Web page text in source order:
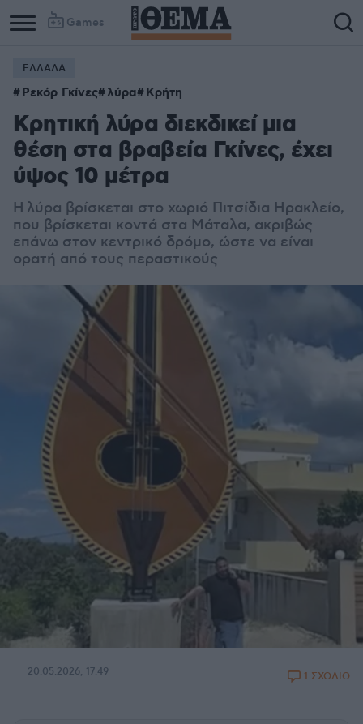
Games
ΕΛΛΑΔΑ
Ρεκόρ Γκίνες λύρα Κρήτη
Κρητική λύρα διεκδικεί μια
θέση στα βραβεία Γκίνες, έχει
ύψος 10 μέτρα
Η λύρα βρίσκεται στο χωριό Πιτσίδια Ηρακλείο,
που βρίσκεται κοντά στα Μάταλα, ακριβώς
επάνω στον κεντρικό δρόμο, ώστε να είναι
ορατή από τους περαστικούς
20.05.2026, 17:49 1 ΣΧΟΛΙΟ